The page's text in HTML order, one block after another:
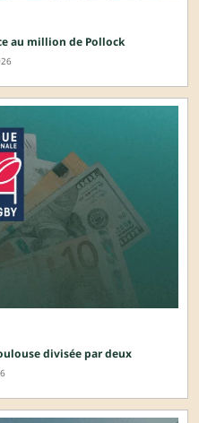
au million de Pollock
divisée par deux